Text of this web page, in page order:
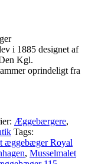
i 1885 designet af
Kgl.
oprindeligt fra
Æggebærgere,
Tags:
æggebæger Royal
, Musselmalet